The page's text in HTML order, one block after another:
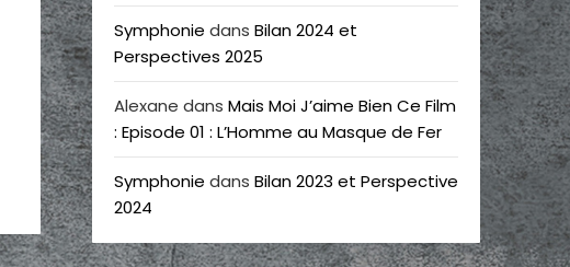
Symphonie dans Bilan 2024 et
Perspectives 2025
Alexane dans Mais Moi J’aime Bien Ce Film
: Episode 01 : L’Homme au Masque de Fer
Symphonie dans Bilan 2023 et Perspective
2024